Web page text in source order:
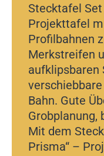
Stecktafel Set
Projekttafel
Profilbahnen
Merkstreifen
aufklipsbaren
Bahn. Gute
Grobplanung,
Mit dem
Prisma“ –